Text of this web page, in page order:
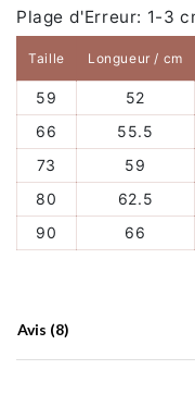
Plage d'Erreur: 1-3
Taille Longueur / cm
59 52
66
55.5
73
59
80
62.5
90
66
Avis (8)